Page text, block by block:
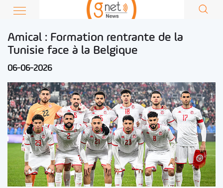
Amical : Formation rentrante de la
Tunisie face à la Belgique
06-06-2026